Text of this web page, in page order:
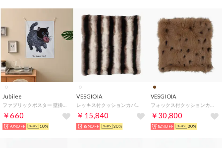
Jubilee
ファブリックポスター 壁掛け タペストリー （その他30）
￥660
70%OFF 10%
VESGIOIA
レッキス付クッションカバー （アニマル）
￥15,840
83%OFF 30%
VESGIOIA
フォックス付クッションカバー （ブラウン）
￥30,800
82%OFF 30%